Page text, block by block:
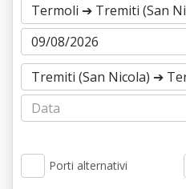
Porti alternativi